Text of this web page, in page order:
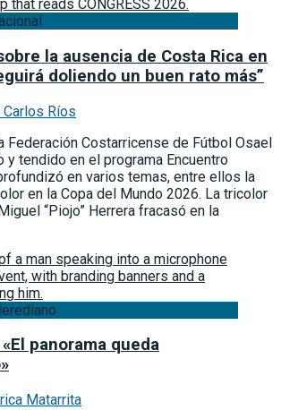
la ausencia de Costa Rica en
doliendo un buen rato más”
Ríos
Federación Costarricense de Fútbol Osael
y tendido en el programa Encuentro
en varios temas, entre ellos la
en la Copa del Mundo 2026. La tricolor
“Piojo” Herrera fracasó en la
panorama queda
Matarrita